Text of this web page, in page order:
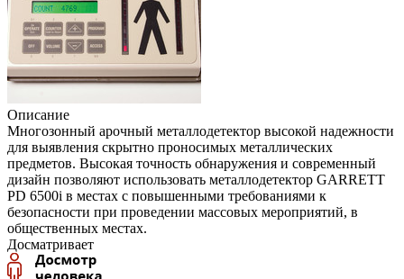
Описание
Многозонный арочный металлодетектор высокой надежности
для выявления скрытно проносимых металлических
предметов. Высокая точность обнаружения и современный
дизайн позволяют использовать металлодетектор GARRETT
PD 6500i в местах с повышенными требованиями к
безопасности при проведении массовых мероприятий, в
общественных местах.
Досматривает